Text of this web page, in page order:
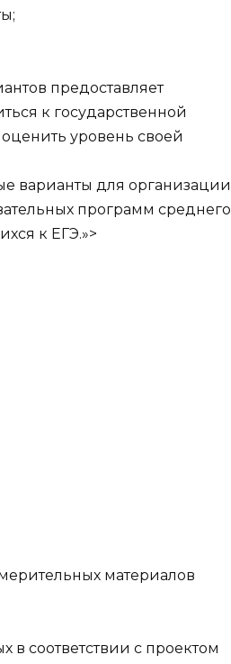
предоставляет
к государственной
уровень своей
варианты для организации
программ среднего
к ЕГЭ.»>
материалов
в соответствии с проектом